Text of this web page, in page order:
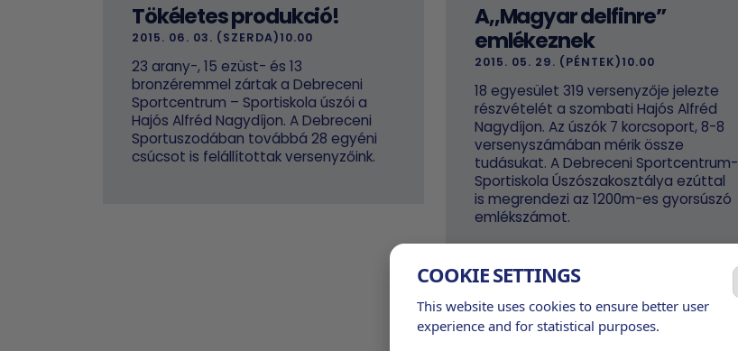
Tökéletes produkció!
2015. 06. 03. (SZERDA)10.00
23 arany-, 15 ezüst- és 13
bronzéremmel zártak a Debreceni
Sportcentrum – Sportiskola úszói a
Hajós Alfréd Nagydíjon. A Debreceni
Sportuszodában továbbá 28 egyéni
csúcsot is felállítottak versenyzőink.
A,,Magyar delfinre”
emlékeznek
2015. 05. 29. (PÉNTEK)10.00
18 egyesület 319 versenyzője jelezte
részvételét a szombati Hajós Alfréd
Nagydíjon. Az úszók 7 korcsoport, 8-8
versenyszámában mérik össze
tudásukat. A Debreceni Sportcentrum-
Sportiskola Úszószakosztálya ezúttal
is megrendezi az 1200m-es gyorsúszó
emlékszámot.
COOKIE SETTINGS
This website uses cookies to ensure better user
experience and for statistical purposes.